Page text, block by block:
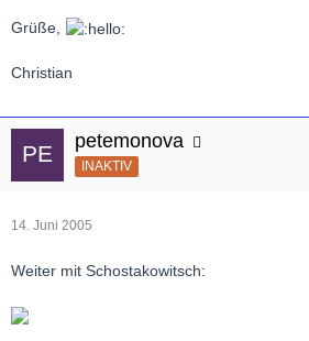
Grüße,
Christian
petemonova
INAKTIV
14. Juni 2005
Weiter mit Schostakowitsch: